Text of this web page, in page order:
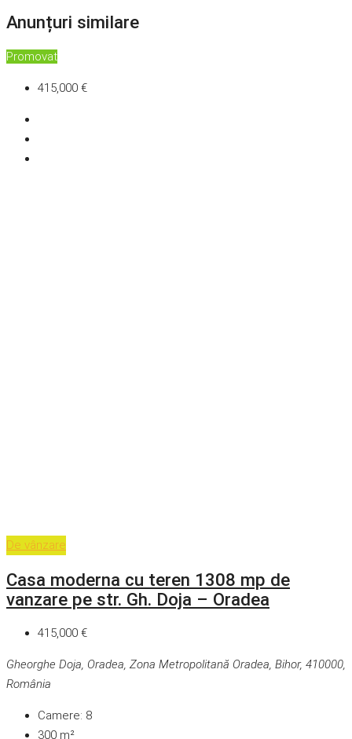
Anunțuri similare
Promovat
415,000 €
De vânzare
Casa moderna cu teren 1308 mp de
vanzare pe str. Gh. Doja – Oradea
415,000 €
Gheorghe Doja, Oradea, Zona Metropolitană Oradea, Bihor, 410000,
România
Camere: 8
300 m²